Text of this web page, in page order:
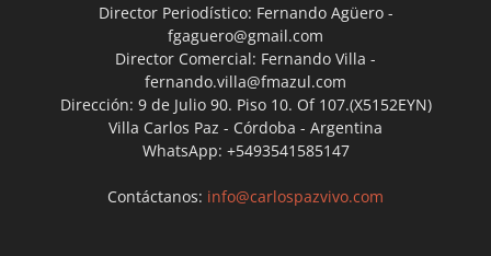
Director Periodístico: Fernando Agüero -
fgaguero@gmail.com
Director Comercial: Fernando Villa -
fernando.villa@fmazul.com
Dirección: 9 de Julio 90. Piso 10. Of 107.(X5152EYN)
Villa Carlos Paz - Córdoba - Argentina
WhatsApp: +5493541585147
Contáctanos: info@carlospazvivo.com